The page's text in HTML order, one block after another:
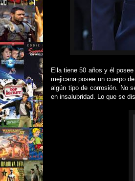
Ella tiene 50 años y él
mejicana posee un cuerpo
algún tipo de corrosión. No
en insalubridad. Lo que se